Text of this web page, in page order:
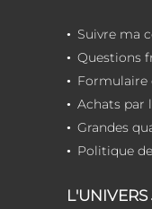
Suivre ma
Questions
Formulaire
Achats par
Grandes
Politique